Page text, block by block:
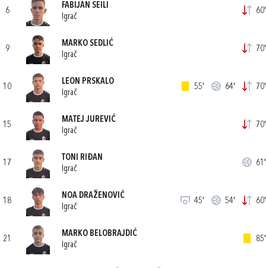
6
FABIJAN SEILI
Igrač
60'
9
MARKO SEDLIĆ
Igrač
70'
10
LEON PRSKALO
Igrač
55' 64' 70'
15
MATEJ JUREVIĆ
Igrač
70'
17
TONI RIĐAN
Igrač
61'
18
NOA DRAŽENOVIĆ
Igrač
45' 54' 60'
21
MARKO BELOBRAJDIĆ
Igrač
85'